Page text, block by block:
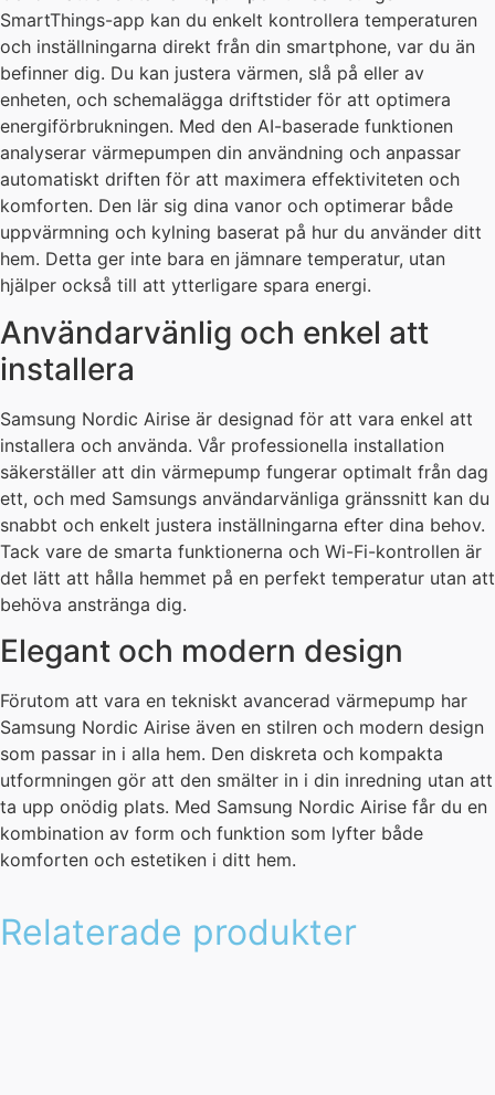
SmartThings-app kan du enkelt kontrollera temperaturen
och inställningarna direkt från din smartphone, var du än
befinner dig. Du kan justera värmen, slå på eller av
enheten, och schemalägga driftstider för att optimera
energiförbrukningen. Med den AI-baserade funktionen
analyserar värmepumpen din användning och anpassar
automatiskt driften för att maximera effektiviteten och
komforten. Den lär sig dina vanor och optimerar både
uppvärmning och kylning baserat på hur du använder ditt
hem. Detta ger inte bara en jämnare temperatur, utan
hjälper också till att ytterligare spara energi.
Användarvänlig och enkel att
installera
Samsung Nordic Airise är designad för att vara enkel att
installera och använda. Vår professionella installation
säkerställer att din värmepump fungerar optimalt från dag
ett, och med Samsungs användarvänliga gränssnitt kan du
snabbt och enkelt justera inställningarna efter dina behov.
Tack vare de smarta funktionerna och Wi-Fi-kontrollen är
det lätt att hålla hemmet på en perfekt temperatur utan att
behöva anstränga dig.
Elegant och modern design
Förutom att vara en tekniskt avancerad värmepump har
Samsung Nordic Airise även en stilren och modern design
som passar in i alla hem. Den diskreta och kompakta
utformningen gör att den smälter in i din inredning utan att
ta upp onödig plats. Med Samsung Nordic Airise får du en
kombination av form och funktion som lyfter både
komforten och estetiken i ditt hem.
Relaterade produkter